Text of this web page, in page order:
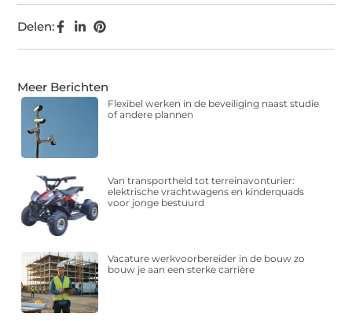
Delen:
Meer Berichten
Flexibel werken in de beveiliging naast studie
of andere plannen
Van transportheld tot terreinavonturier:
elektrische vrachtwagens en kinderquads
voor jonge bestuurd
Vacature werkvoorbereider in de bouw zo
bouw je aan een sterke carrière